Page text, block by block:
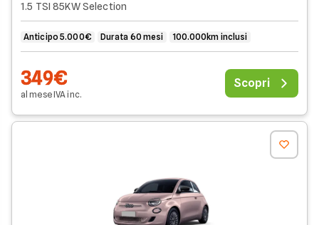
1.5 TSI 85KW Selection
Anticipo 5.000€ Durata 60 mesi 100.000km inclusi
349€
al meseIVAinc.
Scopri